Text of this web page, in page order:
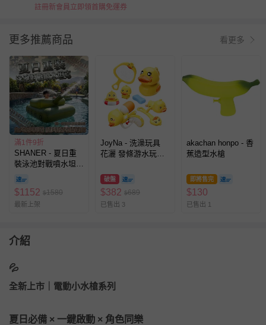
註冊新會員立即領首購免運券
更多推薦商品 看更多
滿1件9折
SHANER - 夏日重
裝泳池對戰噴水坦
克-成人款
$1152 $1580
最新上架
JoyNa - 洗澡玩具
花灑 發條游水玩具
色小鴨8件套
破盤
$382 $689
已售出 3
akachan honpo - 香
蕉造型水槍
即將售完
$130
已售出 1
介紹
💦
全新上市｜電動小水槍系列
夏日必備 × 一鍵啟動 × 角色同樂